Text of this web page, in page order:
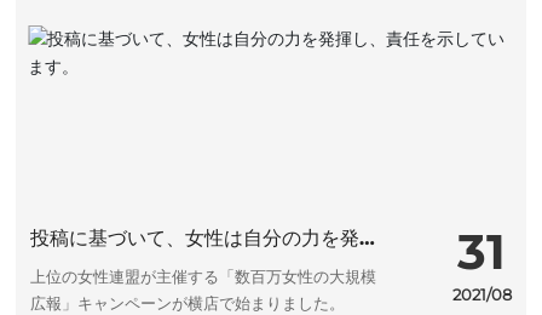
投稿に基づいて、女性は自分の力を発揮
し、責任を示しています。
上位の女性連盟が主催する「数百万女性の大規模
広報」キャンペーンが横店で始まりました。
31
2021/08